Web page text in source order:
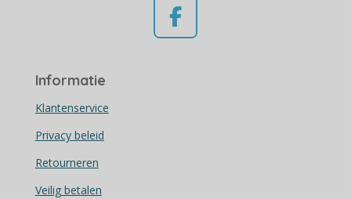
F
Informatie
Klantenservice
Privacy beleid
Retourneren
Veilig betalen